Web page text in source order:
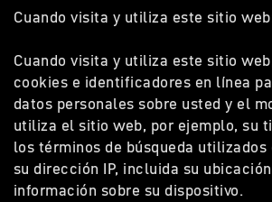
Cuando visita y utiliza este sitio
Cuando visita y utiliza este sitio
cookies e identificadores en línea
datos personales sobre usted y el
utiliza el sitio web, por ejemplo, su
los términos de búsqueda
su dirección IP, incluida su
información sobre su dispositivo.